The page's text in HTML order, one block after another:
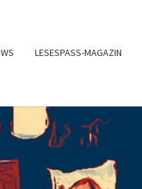
LESESPASS-MAGAZIN